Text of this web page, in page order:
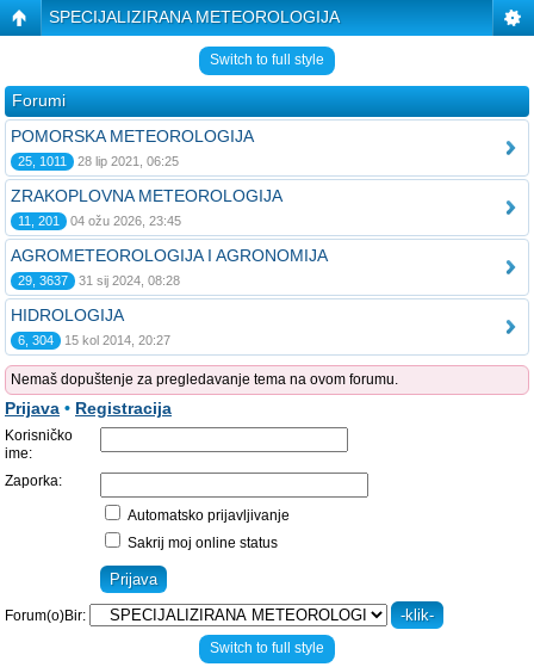
SPECIJALIZIRANA METEOROLOGIJA
Switch to full style
Forumi
POMORSKA METEOROLOGIJA
25, 1011 28 lip 2021, 06:25
ZRAKOPLOVNA METEOROLOGIJA
11, 201 04 ožu 2026, 23:45
AGROMETEOROLOGIJA I AGRONOMIJA
29, 3637 31 sij 2024, 08:28
HIDROLOGIJA
6, 304 15 kol 2014, 20:27
Nemaš dopuštenje za pregledavanje tema na ovom forumu.
Prijava • Registracija
Korisničko
ime:
Zaporka:
Automatsko prijavljivanje
Sakrij moj online status
Forum(o)Bir:
Switch to full style